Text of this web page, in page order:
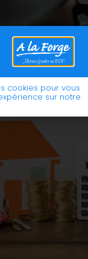
cookies pour vous
sur notre